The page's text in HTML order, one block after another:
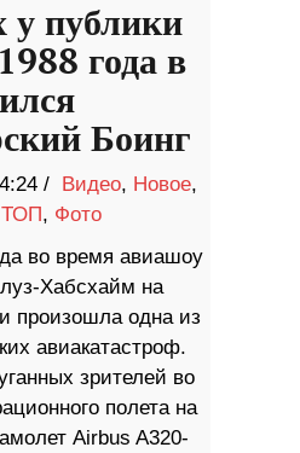
у публики
года в
Боинг
/ Видео, Новое,
ТОП, Фото
во время авиашоу
Хабсхайм на
произошла одна из
авиакатастроф.
зрителей во
полета на
Airbus A320-